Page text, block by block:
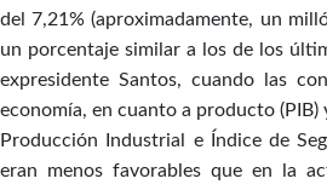
del 7,21% (aproximadamente, un
un porcentaje similar a los de los
expresidente Santos, cuando las
economía, en cuanto a producto
Producción Industrial e Índice de
eran menos favorables que en la